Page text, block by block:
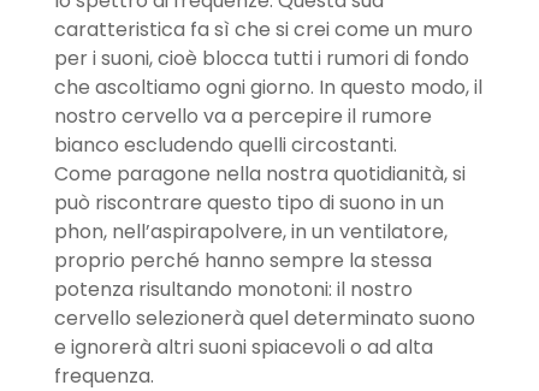
caratteristica fa sì che si crei come un muro
per i suoni, cioè blocca tutti i rumori di fondo
che ascoltiamo ogni giorno. In questo modo, il
nostro cervello va a percepire il rumore
bianco escludendo quelli circostanti.
Come paragone nella nostra quotidianità, si
può riscontrare questo tipo di suono in un
phon, nell’aspirapolvere, in un ventilatore,
proprio perché hanno sempre la stessa
potenza risultando monotoni: il nostro
cervello selezionerà quel determinato suono
e ignorerà altri suoni spiacevoli o ad alta
frequenza.